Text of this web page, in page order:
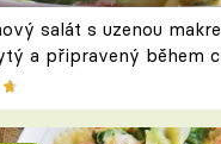
salát s uzenou
a připravený během